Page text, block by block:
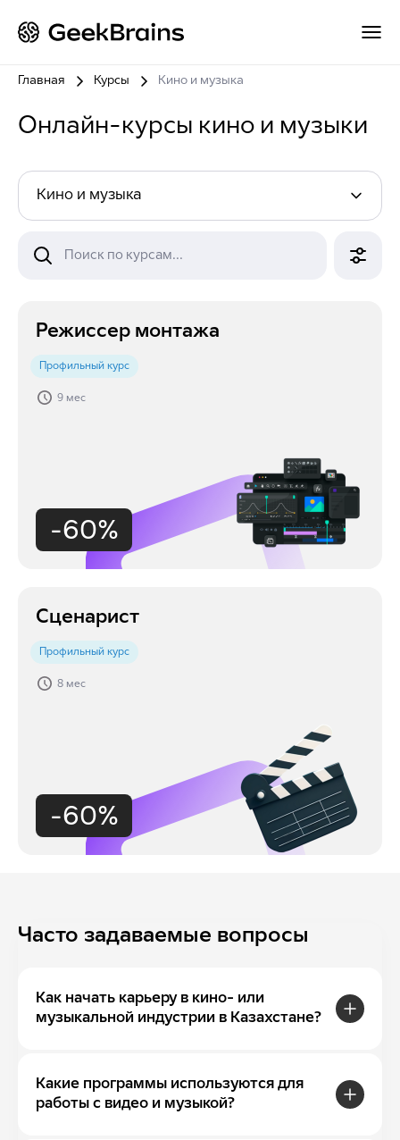
Главная Курсы Кино и музыка
Онлайн-курсы кино и музыки
Кино и музыка
Поиск по курсам...
Режиссер монтажа
Профильный курс
9 мес
-60%
Сценарист
Профильный курс
8 мес
-60%
Часто задаваемые вопросы
Как начать карьеру в кино- или
музыкальной индустрии в Казахстане?
Какие программы используются для
работы с видео и музыкой?